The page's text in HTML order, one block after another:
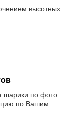
высотных
по фото
по Вашим